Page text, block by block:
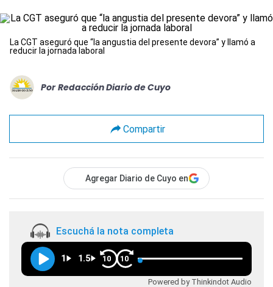
La CGT aseguró que “la angustia del presente devora” y llamó a
reducir la jornada laboral
Por Redacción Diario de Cuyo
Compartir
Agregar Diario de Cuyo en
Escuchá la nota completa
1 1.5 10 10
Powered by Thinkindot Audio